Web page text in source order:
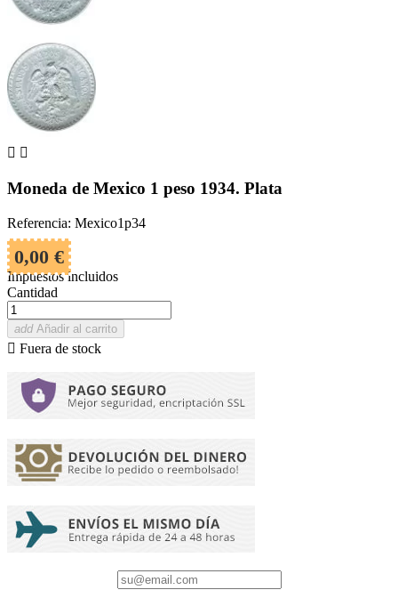
 
Moneda de Mexico 1 peso 1934. Plata
Referencia: Mexico1p34
0,00 €
Impuestos incluidos
Cantidad
add Añadir al carrito
 Fuera de stock